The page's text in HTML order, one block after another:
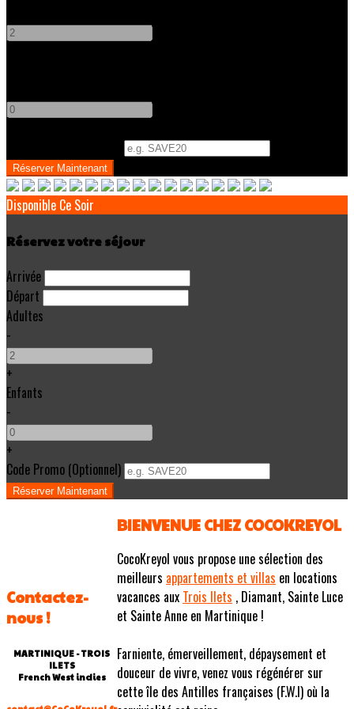
Disponible Ce Soir
Réservez votre séjour
Arrivée
Départ
Adultes
-
+
Enfants
-
+
Code Promo (Optionnel)
Contactez-
nous !
MARTINIQUE - TROIS
ILETS
French West indies
BIENVENUE CHEZ COCOKREYOL
CocoKreyol vous propose une sélection des
meilleurs appartements et villas en locations
vacances aux Trois Ilets , Diamant, Sainte Luce
et Sainte Anne en Martinique !
Farniente, émerveillement, dépaysement et
douceur de vivre, venez vous régénérer sur
cette île des Antilles françaises (F.W.I) où la